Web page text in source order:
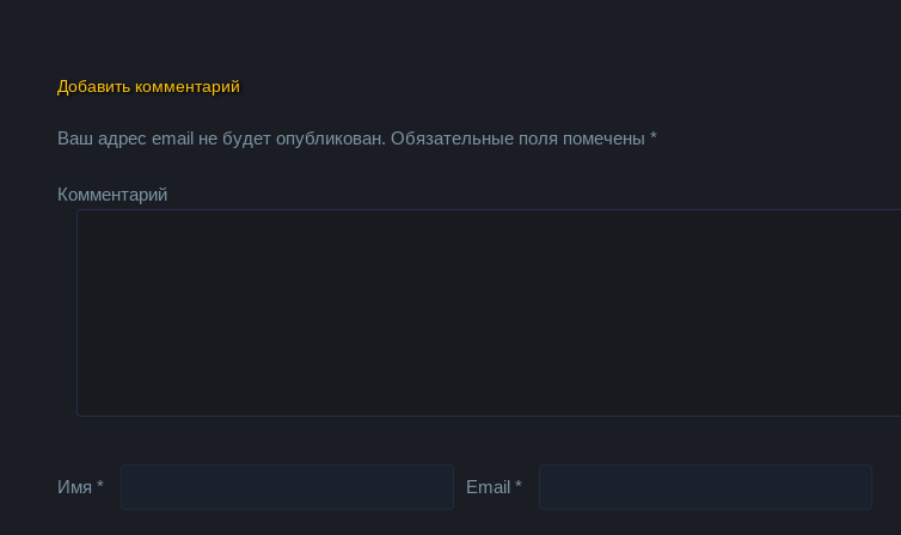
Добавить комментарий
Ваш адрес email не будет опубликован. Обязательные поля помечены*
Комментарий
Имя* Email*